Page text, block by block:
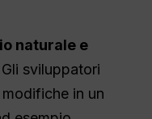
naturale e
Gli sviluppatori
in un